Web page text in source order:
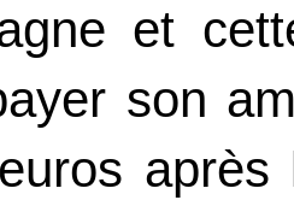
et
son